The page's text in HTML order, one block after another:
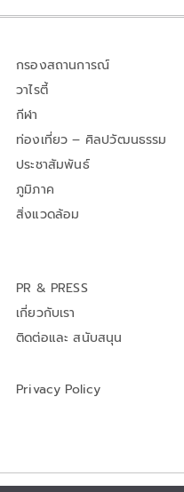
กรองสถานการณ์
วาไรตี้
กีฬา
ท่องเที่ยว – ศิลปวัฒนธรรม
ประชาสัมพันธ์
ภูมิภาค
สิ่งแวดล้อม
PR & PRESS
เกี่ยวกับเรา
ติดต่อและ สนับสนุน
Privacy Policy